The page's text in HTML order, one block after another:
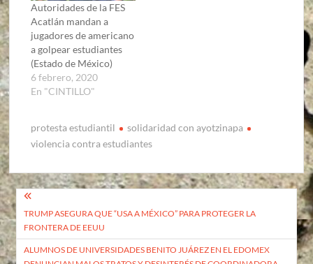
Autoridades de la FES
Acatlán mandan a
jugadores de americano
a golpear estudiantes
(Estado de México)
6 febrero, 2020
En "CINTILLO"
protesta estudiantil
solidaridad con ayotzinapa
violencia contra estudiantes
Navegación
de
entradas
TRUMP ASEGURA QUE “USA A MÉXICO” PARA PROTEGER LA
FRONTERA DE EEUU
ALUMNOS DE UNIVERSIDADES BENITO JUÁREZ EN EL EDOMEX